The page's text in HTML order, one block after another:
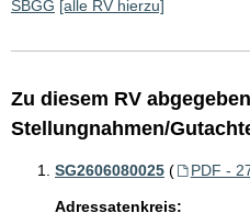
SBGG [alle RV hierzu]
Zu diesem RV
Stellungnahmen/
SG2606080025 ( PDF -
Adressatenkreis: